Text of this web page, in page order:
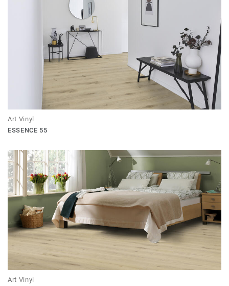
Art Vinyl
ESSENCE 55
Art Vinyl